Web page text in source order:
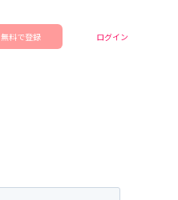
無料で登録 ログイン